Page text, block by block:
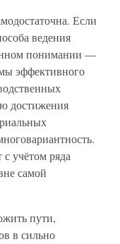
Если
ведения
понимании —
эффективного
достижения
учётом ряда
самой
пути,
в сильно